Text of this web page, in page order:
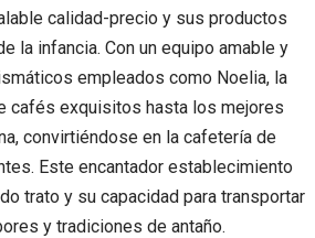
calidad-precio y sus productos
la infancia. Con un equipo amable y
empleados como Noelia, la
cafés exquisitos hasta los mejores
convirtiéndose en la cafetería de
Este encantador establecimiento
trato y su capacidad para transportar
y tradiciones de antaño.